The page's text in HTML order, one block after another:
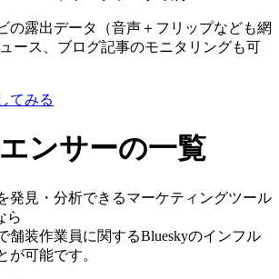
の露出データ（音声＋フリップなども網
ース、ブログ記事のモニタリングも可
てみる
ンサーの一覧
発見・分析できるマーケティングツール
ら
舗装作業員に関するBlueskyのインフル
が可能です。